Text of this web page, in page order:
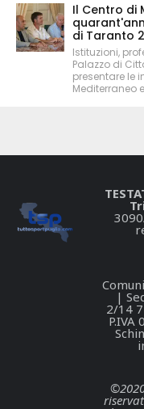
Il Centro di
di Taranto
Istituzioni,
Palazzo di
presentare le
Mediterraneo
|
2/14